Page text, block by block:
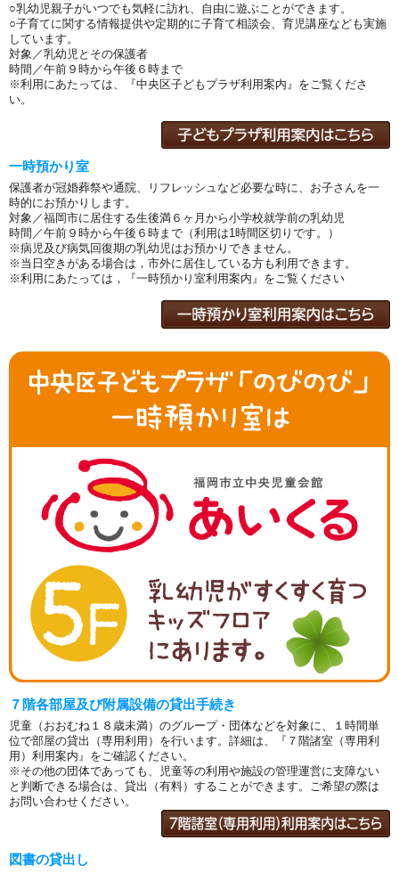
○乳幼児親子がいつでも気軽に訪れ、自由に遊ぶことができます。
○子育てに関する情報提供や定期的に子育て相談会、育児講座なども実施
しています。
対象／乳幼児とその保護者
時間／午前９時から午後６時まで
※利用にあたっては、『中央区子どもプラザ利用案内』をご覧くださ
い。
一時預かり室
保護者が冠婚葬祭や通院、リフレッシュなど必要な時に、お子さんを一
時的にお預かりします。
対象／福岡市に居住する生後満６ヶ月から小学校就学前の乳幼児
時間／午前９時から午後６時まで（利用は1時間区切りです。）
※病児及び病気回復期の乳幼児はお預かりできません。
※当日空きがある場合は，市外に居住している方も利用できます。
※利用にあたっては，『一時預かり室利用案内』をご覧ください
７階各部屋及び附属設備の貸出手続き
児童（おおむね１８歳未満）のグループ・団体などを対象に、１時間単
位で部屋の貸出（専用利用）を行います。詳細は、『７階諸室（専用利
用）利用案内』をご確認ください。
※その他の団体であっても、児童等の利用や施設の管理運営に支障ない
と判断できる場合は、貸出（有料）することができます。ご希望の際は
お問い合わせください。
図書の貸出し